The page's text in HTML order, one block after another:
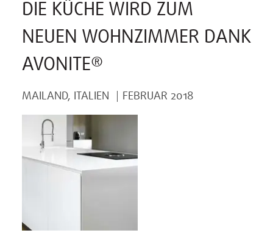
DIE KÜCHE WIRD ZUM
NEUEN WOHNZIMMER DANK
AVONITE®
MAILAND, ITALIEN FEBRUAR 2018